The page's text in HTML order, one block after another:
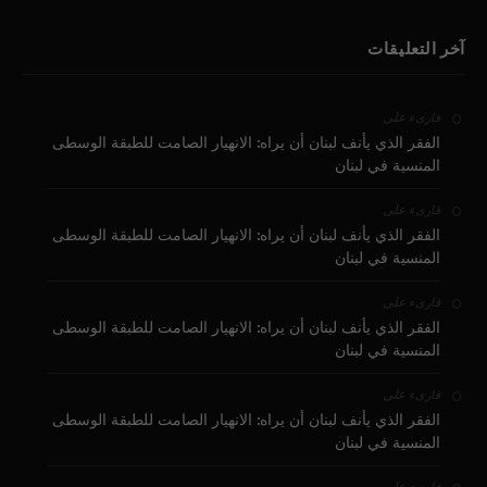
آخر التعليقات
قارىء على
الفقر الذي يأنف لبنان أن يراه: الانهيار الصامت للطبقة الوسطى
المنسية في لبنان
قارىء على
الفقر الذي يأنف لبنان أن يراه: الانهيار الصامت للطبقة الوسطى
المنسية في لبنان
قارىء على
الفقر الذي يأنف لبنان أن يراه: الانهيار الصامت للطبقة الوسطى
المنسية في لبنان
قارىء على
الفقر الذي يأنف لبنان أن يراه: الانهيار الصامت للطبقة الوسطى
المنسية في لبنان